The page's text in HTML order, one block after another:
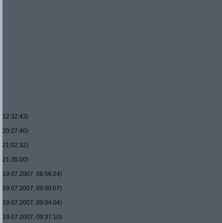
12:32:43)
20:27:40)
21:02:32)
21:35:00)
19.07.2007, 08:56:24)
19.07.2007, 09:00:07)
19.07.2007, 09:04:04)
19.07.2007, 09:37:10)